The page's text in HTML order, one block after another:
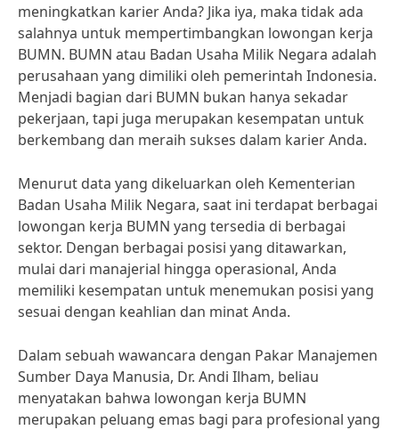
meningkatkan karier Anda? Jika iya, maka tidak ada
salahnya untuk mempertimbangkan lowongan kerja
BUMN. BUMN atau Badan Usaha Milik Negara adalah
perusahaan yang dimiliki oleh pemerintah Indonesia.
Menjadi bagian dari BUMN bukan hanya sekadar
pekerjaan, tapi juga merupakan kesempatan untuk
berkembang dan meraih sukses dalam karier Anda.
Menurut data yang dikeluarkan oleh Kementerian
Badan Usaha Milik Negara, saat ini terdapat berbagai
lowongan kerja BUMN yang tersedia di berbagai
sektor. Dengan berbagai posisi yang ditawarkan,
mulai dari manajerial hingga operasional, Anda
memiliki kesempatan untuk menemukan posisi yang
sesuai dengan keahlian dan minat Anda.
Dalam sebuah wawancara dengan Pakar Manajemen
Sumber Daya Manusia, Dr. Andi Ilham, beliau
menyatakan bahwa lowongan kerja BUMN
merupakan peluang emas bagi para profesional yang